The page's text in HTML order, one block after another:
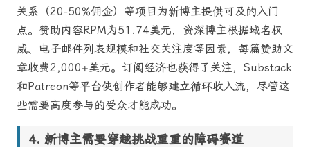
关系（20-50%佣金）等项目为新博主提供可及的入门
点。赞助内容RPM为51.74美元，资深博主根据域名权
威、电子邮件列表规模和社交关注度等因素，每篇赞助文
章收费2,000+美元。订阅经济也获得了关注，Substack
和Patreon等平台使创作者能够建立循环收入流，尽管这
些需要高度参与的受众才能成功。
新博主需要穿越挑战重重的障碍赛道